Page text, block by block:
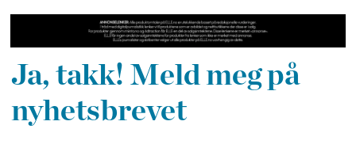
Ja, takk! Meld meg på
nyhetsbrevet